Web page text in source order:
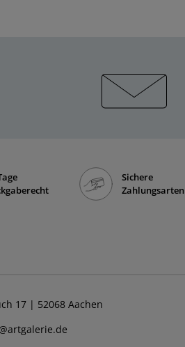
Sichere
Zahlungsarten
17 | 52068 Aachen